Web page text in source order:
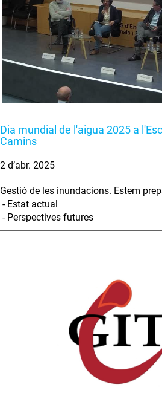
Dia mundial de l'aigua 2025 a
Camins
2 d’abr. 2025
Gestió de les inundacions. Estem
- Estat actual
- Perspectives futures